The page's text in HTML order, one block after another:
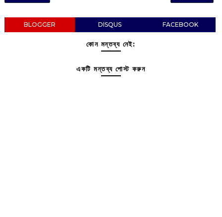
BLOGGER DISQUS FACEBOOK
কোন মন্তব্য নেই:
একটি মন্তব্য পোস্ট করুন